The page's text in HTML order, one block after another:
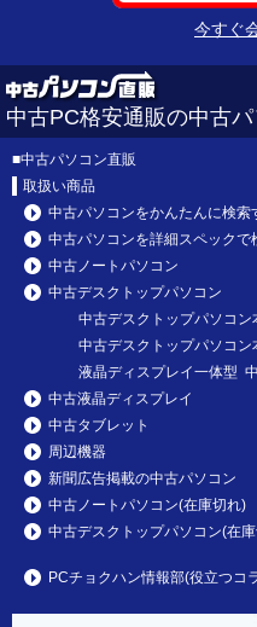
今すぐ
中古PC格安通販の中古
■中古パソコン直販
取扱い商品
中古パソコンをかんたんに検索
中古パソコンを詳細スペックで
中古ノートパソコン
中古デスクトップパソコン
中古デスクトップパソコン
中古デスクトップパソコ
液晶ディスプレイ一体型
中古液晶ディスプレイ
中古タブレット
周辺機器
新聞広告掲載の中古パソコン
中古ノートパソコン(在庫切れ)
中古デスクトップパソコン(在
PCチョクハン情報部(役立つコ